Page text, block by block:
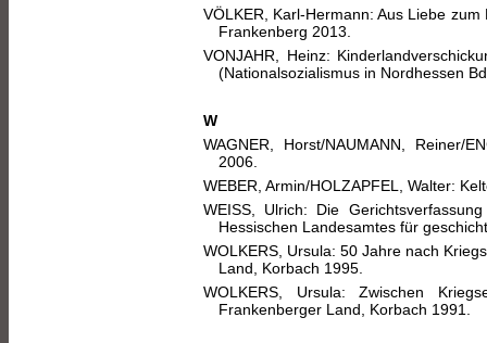
VÖLKER, Karl-Hermann: Aus Liebe
Frankenberg 2013.
VONJAHR, Heinz:
(Nationalsozialismus in Nordhessen
W
WAGNER, Horst/NAUMANN, Reiner/
2006.
WEBER, Armin/HOLZAPFEL, Walter:
WEISS, Ulrich: Die
Hessischen Landesamtes für
WOLKERS, Ursula: 50 Jahre nach
Land, Korbach 1995.
WOLKERS, Ursula: Zwischen
Frankenberger Land, Korbach 1991.